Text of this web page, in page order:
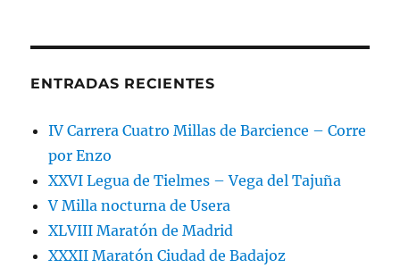
ENTRADAS RECIENTES
IV Carrera Cuatro Millas de Barcience – Corre
por Enzo
XXVI Legua de Tielmes – Vega del Tajuña
V Milla nocturna de Usera
XLVIII Maratón de Madrid
XXXII Maratón Ciudad de Badajoz